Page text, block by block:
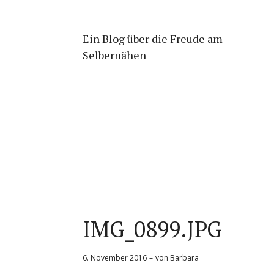
Ein Blog über die Freude am
Selbernähen
IMG_0899.JPG
6. November 2016 von Barbara